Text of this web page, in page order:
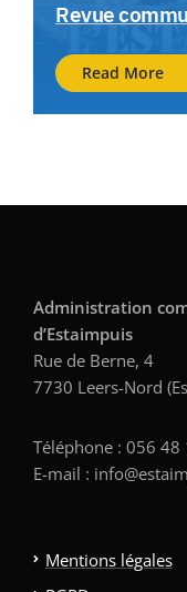
Revue
Read More
Administration
d’Estaimpuis
Rue de Berne, 4
7730 Leers-Nord
Téléphone : 056 48
E-mail :
Mentions légales